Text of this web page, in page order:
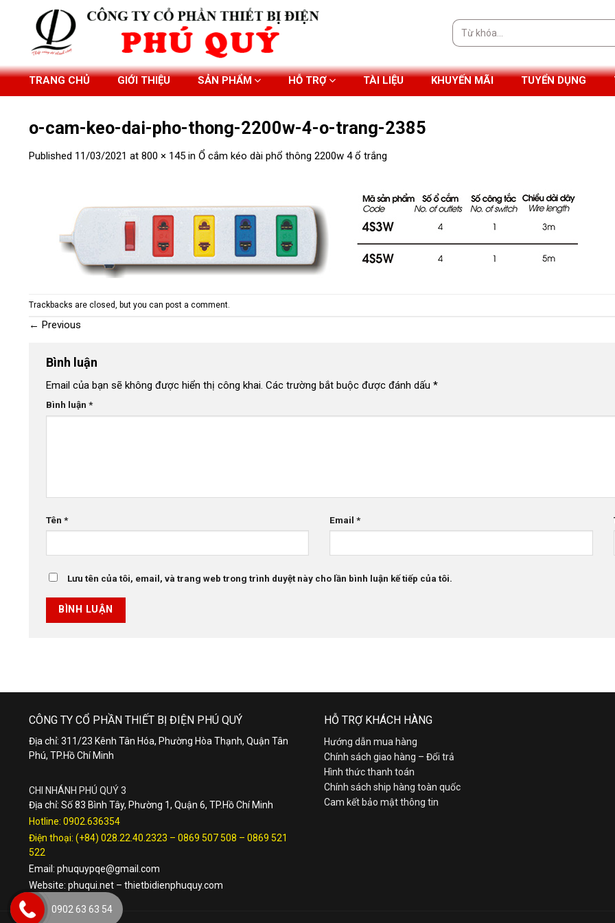
Tìm
kiếm:
TRANG CHỦ GIỚI THIỆU SẢN PHẨM HỖ TRỢ TÀI LIỆU KHUYẾN MÃI TUYỂN DỤNG
o-cam-keo-dai-pho-thong-2200w-4-o-trang-2385
Published 11/03/2021 at 800 × 145 in Ổ cắm kéo dài phổ thông 2200w 4 ổ trắng
Trackbacks are closed, but you can post a comment
← Previous
Bình luận
Email của bạn sẽ không được hiển thị công khai. Các trường bắt buộc được đánh dấu *
Bình luận *
Tên * Email*
Lưu tên của tôi, email, và trang web trong trình duyệt này cho lần bình luận kế tiếp của tôi.
CÔNG TY CỔ PHẦN THIẾT BỊ ĐIỆN PHÚ QUÝ
Địa chỉ: 311/23 Kênh Tân Hóa, Phường Hòa Thạnh, Quận Tân
Phú, TP.Hồ Chí Minh
CHI NHÁNH PHÚ QUÝ 3
Địa chỉ: Số 83 Bình Tây, Phường 1, Quận 6, TP.Hồ Chí Minh
Hotline: 0902.636354
Điện thoại: (+84) 028.22.40.2323 – 0869 507 508 – 0869 521
522
Email: phuquypqe@gmail.com
Website: phuqui.net – thietbidienphuquy.com
HỖ TRỢ KHÁCH HÀNG
Hướng dẫn mua hàng
Chính sách giao hàng – Đổi trả
Hình thức thanh toán
Chính sách ship hàng toàn quốc
Cam kết bảo mật thông tin
0902 63 63 54